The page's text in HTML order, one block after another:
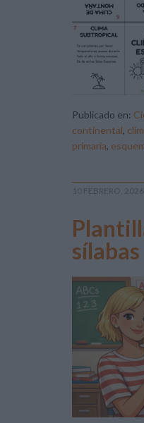
Publicado en:
continental,
primaria,
10 FEBRERO, 2026
sílabas